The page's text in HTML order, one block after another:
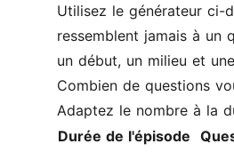
Utilisez le générateur ci-
ressemblent jamais à un
un début, un milieu et
Combien de questions
Adaptez le nombre à la
Durée de l'épisode